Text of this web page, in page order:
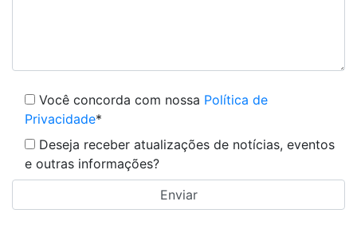
Você concorda com nossa Política de
Privacidade*
Deseja receber atualizações de notícias, eventos
e outras informações?